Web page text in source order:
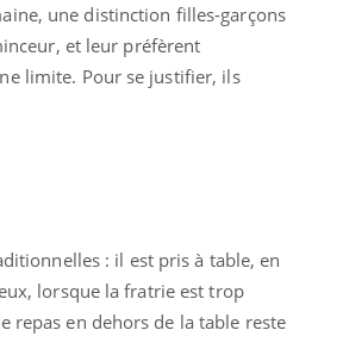
une distinction filles-garçons
et leur préfèrent
limite. Pour se justifier, ils
: il est pris à table, en
lorsque la fratrie est trop
repas en dehors de la table reste
« jumeau numérique » pour
l’accès à la médecine
Youtube